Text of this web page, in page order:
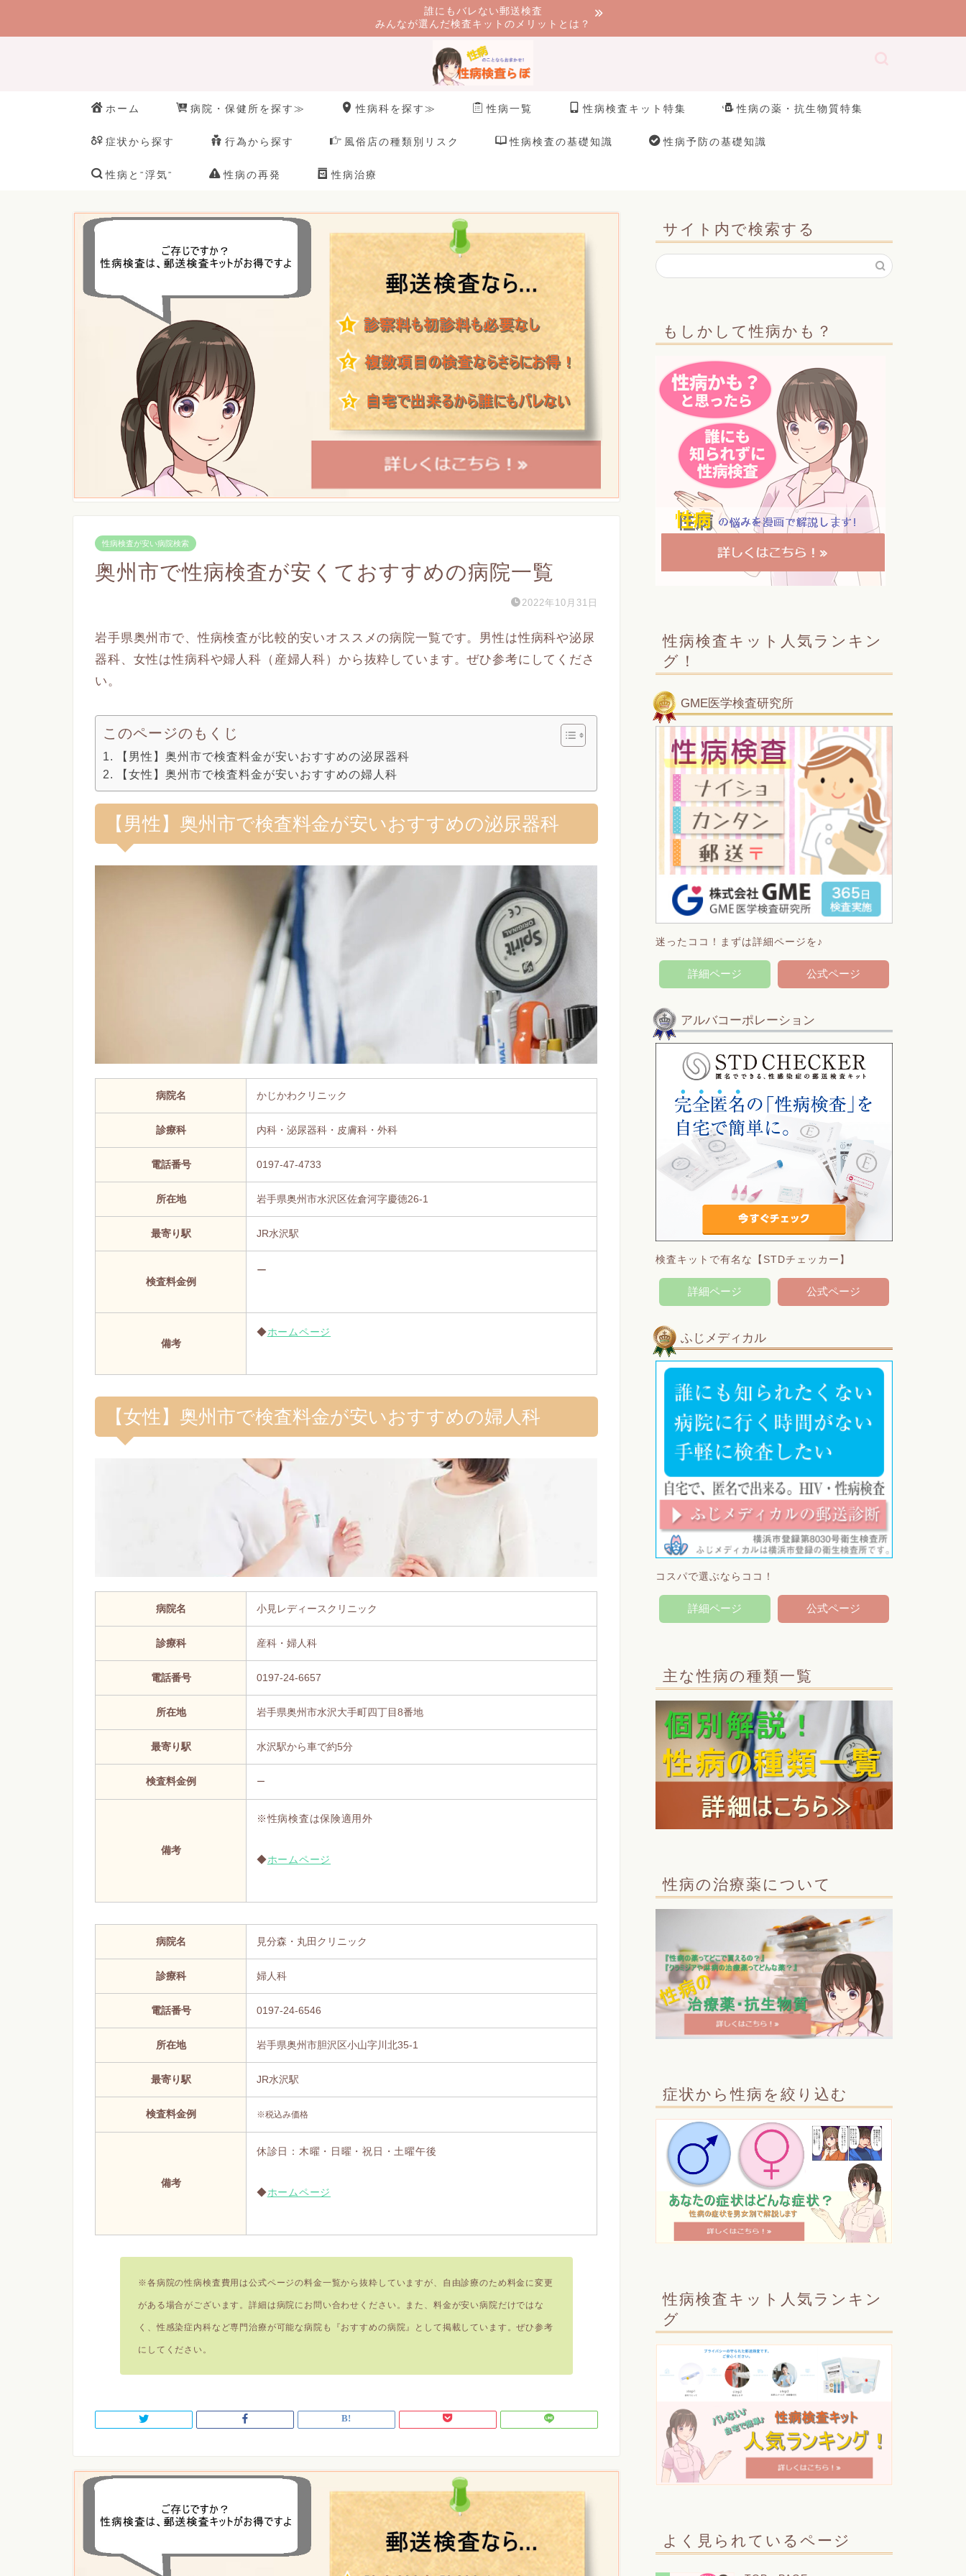
誰にもバレない郵送検査
みんなが選んだ検査キットのメリットとは？
ホーム 病院・保健所を探す≫ 性病科を探す≫ 性病一覧 性病検査キット特集 性病の薬・抗生物質特集
症状から探す 行為から探す 風俗店の種類別リスク 性病検査の基礎知識 性病予防の基礎知識
性病と”浮気” 性病の再発 性病治療
性病検査が安い病院検索
奥州市で性病検査が安くておすすめの病院一覧
2022年10月31日
岩手県奥州市で、性病検査が比較的安いオススメの病院一覧です。男性は性病科や泌尿
器科、女性は性病科や婦人科（産婦人科）から抜粋しています。ぜひ参考にしてくださ
い。
このページのもくじ
【男性】奥州市で検査料金が安いおすすめの泌尿器科
【女性】奥州市で検査料金が安いおすすめの婦人科
【男性】奥州市で検査料金が安いおすすめの泌尿器科
病院名 かじかわクリニック
診療科 内科・泌尿器科・皮膚科・外科
電話番号 0197-47-4733
所在地 岩手県奥州市水沢区佐倉河字慶徳26-1
最寄り駅 JR水沢駅
検査料金例
ー
備考
◆ホームページ
【女性】奥州市で検査料金が安いおすすめの婦人科
病院名 小見レディースクリニック
診療科 産科・婦人科
電話番号 0197-24-6657
所在地 岩手県奥州市水沢大手町四丁目8番地
最寄り駅 水沢駅から車で約5分
検査料金例 ー
備考
※性病検査は保険適用外
◆ホームページ
病院名 見分森・丸田クリニック
診療科 婦人科
電話番号 0197-24-6546
所在地 岩手県奥州市胆沢区小山字川北35-1
最寄り駅 JR水沢駅
検査料金例 ※税込み価格
備考
休診日：木曜・日曜・祝日・土曜午後
◆ホームページ
※各病院の性病検査費用は公式ページの料金一覧から抜粋していますが、自由診療のため料金に変更
がある場合がございます。詳細は病院にお問い合わせください。また、料金が安い病院だけではな
く、性感染症内科など専門治療が可能な病院も『おすすめの病院』として掲載しています。ぜひ参考
にしてください。
サイト内で検索する
もしかして性病かも？
性病検査キット人気ランキン
グ！
GME医学検査研究所
迷ったココ！まずは詳細ページを♪
詳細ページ 公式ページ
アルバコーポレーション
検査キットで有名な【STDチェッカー】
詳細ページ 公式ページ
ふじメディカル
コスパで選ぶならココ！
詳細ページ 公式ページ
主な性病の種類一覧
性病の治療薬について
症状から性病を絞り込む
性病検査キット人気ランキン
グ
よく見られているページ